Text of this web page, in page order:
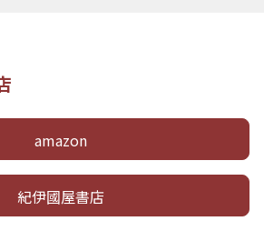
amazon
紀伊國屋書店